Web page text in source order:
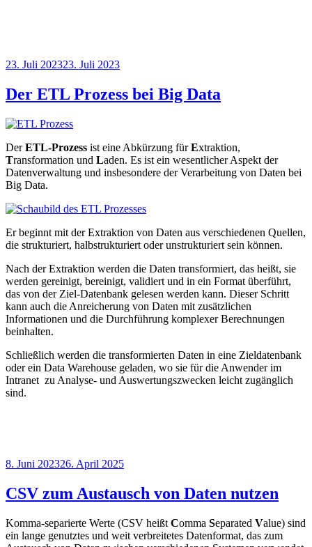
Veröffentlicht
23. Juli 202323. Juli 2023
Der ETL Prozess bei Big Data
DerETL-Prozess ist eine Abkürzung fürExtraktion,
Transformation und Laden. Es ist ein wesentlicher Aspekt der
Datenverwaltung und insbesondere der Verarbeitung von Daten bei
Big Data.
Er beginnt mit der Extraktion von Daten aus verschiedenen Quellen,
die strukturiert, halbstrukturiert oder unstrukturiert sein können.
Nach der Extraktion werden die Daten transformiert, das heißt, sie
werden gereinigt, bereinigt, validiert und in ein Format überführt,
das von der Ziel-Datenbank gelesen werden kann. Dieser Schritt
kann auch die Anreicherung von Daten mit zusätzlichen
Informationen und die Durchführung komplexer Berechnungen
beinhalten.
Schließlich werden die transformierten Daten in eine Zieldatenbank
oder ein Data Warehouse geladen, wo sie für die Anwender im
Intranet zu Analyse- und Auswertungszwecken leicht zugänglich
sind.
Veröffentlicht
8. Juni 202326. April 2025
CSV zum Austausch von Daten nutzen
Komma-separierte Werte (CSV heißt Comma Separated Value) sind
ein lange genutztes und weit verbreitetes Datenformat, das zum